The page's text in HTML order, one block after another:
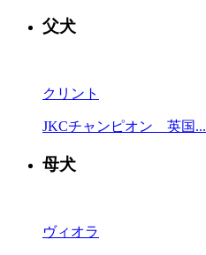
父犬
クリント
JKCチャンピオン 英国...
母犬
ヴィオラ